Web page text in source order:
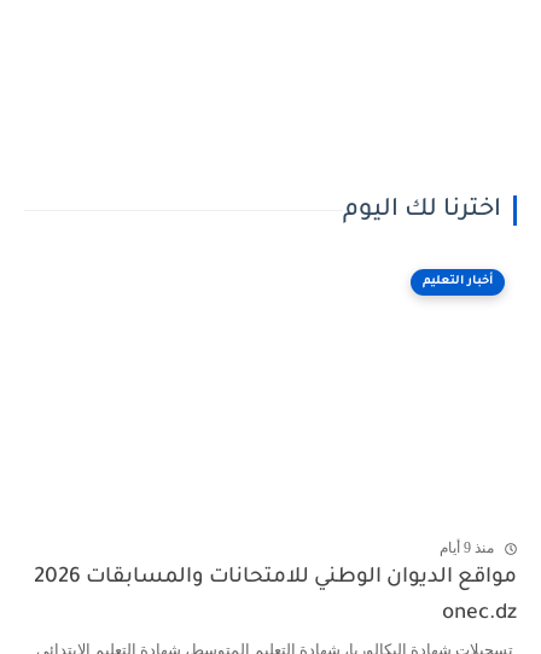
اخترنا لك اليوم
أخبار التعليم
منذ 9 أيام
مواقع الديوان الوطني للامتحانات والمسابقات 2026
onec.dz
تسجيلات شهادة البكالوريا، شهادة التعليم المتوسط، شهادة التعليم الابتدائي